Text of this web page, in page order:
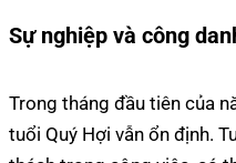
Sự nghiệp và công
Trong tháng đầu tiên của
tuổi Quý Hợi vẫn ổn định.